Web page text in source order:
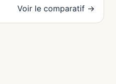
Voir le comparatif →